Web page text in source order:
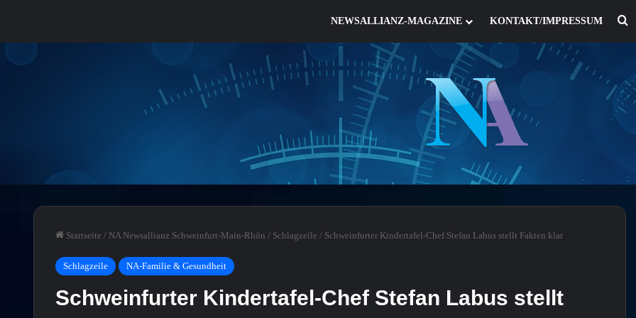
NEWSALLIANZ-MAGAZINE KONTAKT/IMPRESSUM
Startseite / NA Newsallianz Schweinfurt-Main-Rhön / Schlagzeile / Schweinfurter Kindertafel-Chef Stefan Labus stellt Fakten klar
Schlagzeile NA-Familie & Gesundheit
Schweinfurter Kindertafel-Chef Stefan Labus stellt